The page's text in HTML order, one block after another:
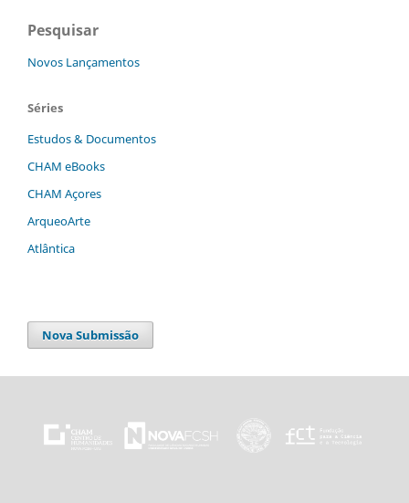
Pesquisar
Novos Lançamentos
Séries
Estudos & Documentos
CHAM eBooks
CHAM Açores
ArqueoArte
Atlântica
Nova Submissão